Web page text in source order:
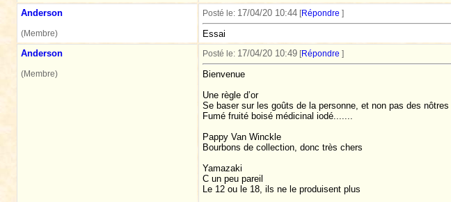
Anderson
(Membre)
Posté le: 17/04/20 10:44[Répondre ]
Essai
Anderson
(Membre)
Posté le: 17/04/20 10:49[Répondre ]
Bienvenue
Une règle d’or
Se baser sur les goûts de la personne, et non pas des nôtres
Fumé fruité boisé médicinal iodé.......
Pappy Van Winckle
Bourbons de collection, donc très chers
Yamazaki
C un peu pareil
Le 12 ou le 18, ils ne le produisent plus